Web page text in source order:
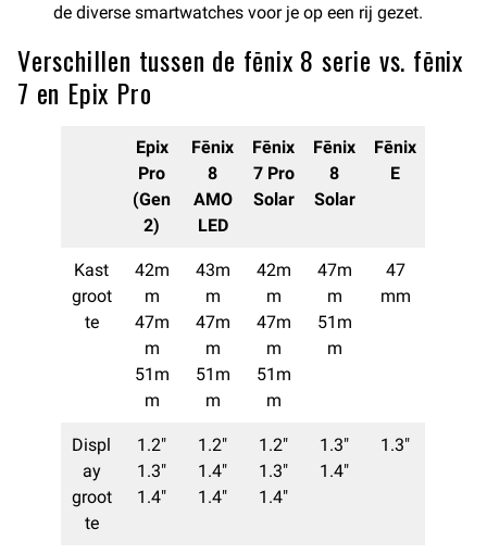
de diverse smartwatches voor je op een rij gezet.
Verschillen tussen de fēnix 8 serie vs. fēnix
7 en Epix Pro
Epix
Pro
(Gen
2)
Fēnix
8
AMO
LED
Fēnix
7 Pro
Solar
Fēnix
8
Solar
Fēnix
E
Kast
groot
te
42m
m
47m
m
51m
m
43m
m
47m
m
51m
m
42m
m
47m
m
51m
m
47m
m
51m
m
47
mm
Displ
ay
groot
te
1.2″
1.3″
1.4″
1.2″
1.4″
1.4″
1.2″
1.3″
1.4″
1.3″
1.4″
1.3″